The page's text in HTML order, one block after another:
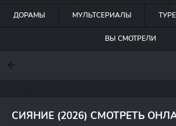
ДОРАМЫ МУЛЬТСЕРИАЛЫ
ВЫ СМОТРЕЛИ
СИЯНИЕ (2026) СМОТРЕТЬ